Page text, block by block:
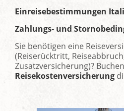
Einreisebestimmungen
Zahlungs- und
Sie benötigen eine
(Reiserücktritt,
Zusatzversicherung)?
Reisekostenversicherung